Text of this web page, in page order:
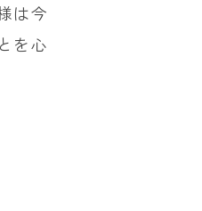
は今
を心